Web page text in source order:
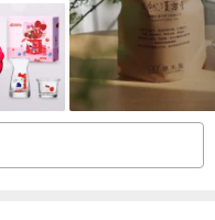
糖、乳糖、複合益生菌 (短
檸檬果汁粉(檸檬酵素)(檸檬
糊精、黑醋栗、藍莓、蔓